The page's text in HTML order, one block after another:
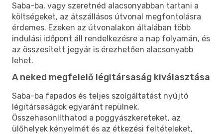
Saba-ba, vagy szeretnéd alacsonyabban tartani a
költségeket, az átszállásos útvonal megfontolásra
érdemes. Ezeken az útvonalakon általában több
indulási időpont áll rendelkezésre a nap folyamán, és
az összesített jegyár is érezhetően alacsonyabb
lehet.
A neked megfelelő légitársaság kiválasztása
Saba-ba fapados és teljes szolgáltatást nyújtó
légitársaságok egyaránt repülnek.
Összehasonlíthatod a poggyászkereteket, az
ülőhelyek kényelmét és az étkezési feltételeket,